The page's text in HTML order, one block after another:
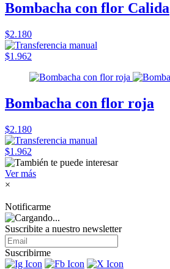
Bombacha con flor Calida
$2.180
$1.962
Bombacha con flor roja
$2.180
$1.962
Ver más
×
Notificarme
Suscribite a nuestro newsletter
Suscribirme